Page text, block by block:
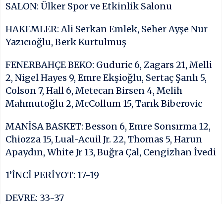
SALON: Ülker Spor ve Etkinlik Salonu
HAKEMLER: Ali Serkan Emlek, Seher Ayşe Nur
Yazıcıoğlu, Berk Kurtulmuş
FENERBAHÇE BEKO: Guduric 6, Zagars 21, Melli
2, Nigel Hayes 9, Emre Ekşioğlu, Sertaç Şanlı 5,
Colson 7, Hall 6, Metecan Birsen 4, Melih
Mahmutoğlu 2, McCollum 15, Tarık Biberovic
MANİSA BASKET: Besson 6, Emre Sonsırma 12,
Chiozza 15, Lual-Acuil Jr. 22, Thomas 5, Harun
Apaydın, White Jr 13, Buğra Çal, Cengizhan İvedi
1’İNCİ PERİYOT: 17-19
DEVRE: 33-37